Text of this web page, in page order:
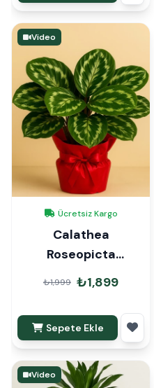
Video
Ücretsiz Kargo
Calathea
Roseopicta
Medallion Dua
Çiçeği Hediye
Paketli
₺1,999 ₺1,899
Sepete Ekle
Video